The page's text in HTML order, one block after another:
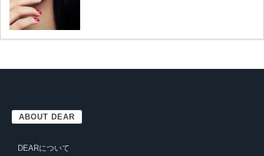
ABOUT DEAR
DEARについて